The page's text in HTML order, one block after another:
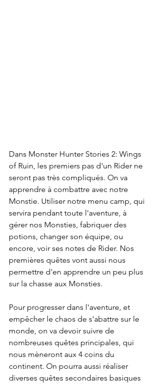
Dans Monster Hunter Stories 2: Wings
of Ruin, les premiers pas d'un Rider ne
seront pas très compliqués. On va
apprendre à combattre avec notre
Monstie. Utiliser notre menu camp, qui
servira pendant toute l'aventure, à
gérer nos Monsties, fabriquer des
potions, changer son équipe, ou
encore, voir ses notes de Rider. Nos
premières quêtes vont aussi nous
permettre d'en apprendre un peu plus
sur la chasse aux Monsties.
Pour progresser dans l'aventure, et
empêcher le chaos de s'abattre sur le
monde, on va devoir suivre de
nombreuses quêtes principales, qui
nous mèneront aux 4 coins du
continent. On pourra aussi réaliser
diverses quêtes secondaires basiques